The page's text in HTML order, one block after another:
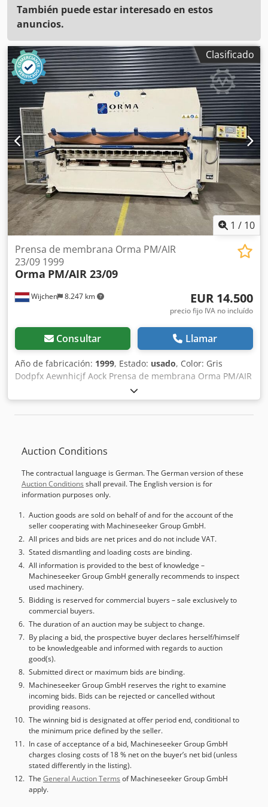
También puede estar interesado en estos
anuncios.
Clasificado
1 / 10
Wijchen 8.247 km
Prensa de membrana Orma PM/AIR
23/09 1999
Orma PM/AIR 23/09
EUR 14.500
precio fijo IVA no incluído
Consultar Llamar
Año de fabricación: 1999, Estado: usado, Color: Gris
Dodpfx Aewnhicjf Aock Prensa de membrana Orma PM/AIR
Año de fabricación: 1999 Número de serie: 52850199
Dimensiones: 2300*900 mm Tamaño máximo de tablero:
2200 x 800 mm Espesor máximo de tablero: 40 mm 8
total: 17,3 kW 380 V, 35 amperios Dimensiones: 3900 x
Documentación disponible: No - Certificado CE: No - Nº de
serie: 52850199 - Potencia motor principal [kW]: 17,3 -
Longitud máx. de la pieza [mm]: 2200 - Anchura máx. de la
pieza [mm]: 800 - Altura máx. de la pieza [mm]: 40 - Nº de
cilindros: 8 - Diámetro de cilindros [mm]: 100 - Presión
total de trabajo [t]: 160 - Presión de trabajo [kg/cm²]: 6 -
Caldera calefactora instalada: Sí Información financiera
IVA: El precio indicado es más IVA IVA/diferencial
tributario: IVA deducible para empresas Entrega y
recompra posibles en cualquier momento para todo tipo
de maquinaria industrial Yorick Diebels
Auction Conditions
The contractual language is German. The German version of these
Auction Conditions shall prevail. The English version is for
information purposes only.
Auction goods are sold on behalf of and for the account of the
seller cooperating with Machineseeker Group GmbH.
All prices and bids are net prices and do not include VAT.
Stated dismantling and loading costs are binding.
All information is provided to the best of knowledge –
Machineseeker Group GmbH generally recommends to inspect
used machinery.
Bidding is reserved for commercial buyers – sale exclusively to
commercial buyers.
The duration of an auction may be subject to change.
By placing a bid, the prospective buyer declares herself/himself
to be knowledgeable and informed with regards to auction
good(s).
Submitted direct or maximum bids are binding.
Machineseeker Group GmbH reserves the right to examine
incoming bids. Bids can be rejected or cancelled without
providing reasons.
The winning bid is designated at offer period end, conditional to
the minimum price defined by the seller.
In case of acceptance of a bid, Machineseeker Group GmbH
charges closing costs of 18 % net on the buyer’s net bid (unless
stated differently in the listing).
The General Auction Terms of Machineseeker Group GmbH
apply.